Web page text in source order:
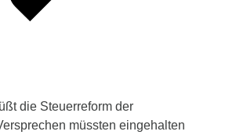
die Steuerreform der
müssten eingehalten